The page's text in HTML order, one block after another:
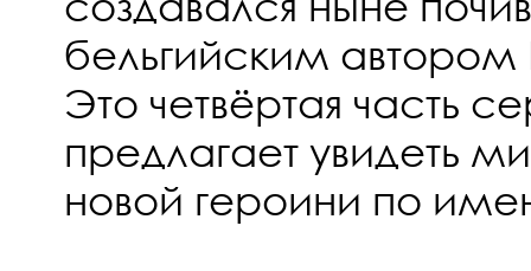
бельгийским
Это четвёртая часть
предлагает увидеть
новой героини по